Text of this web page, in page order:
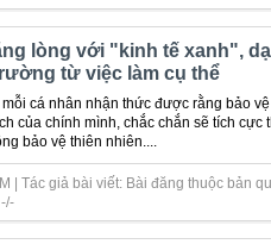
lòng với "kinh tế xanh",
từ việc làm cụ thể
mỗi cá nhân nhận thức được rằng bảo
của chính mình, chắc chắn sẽ tích cực
bảo vệ thiên nhiên....
| Tác giả bài viết: Bài đăng thuộc bản